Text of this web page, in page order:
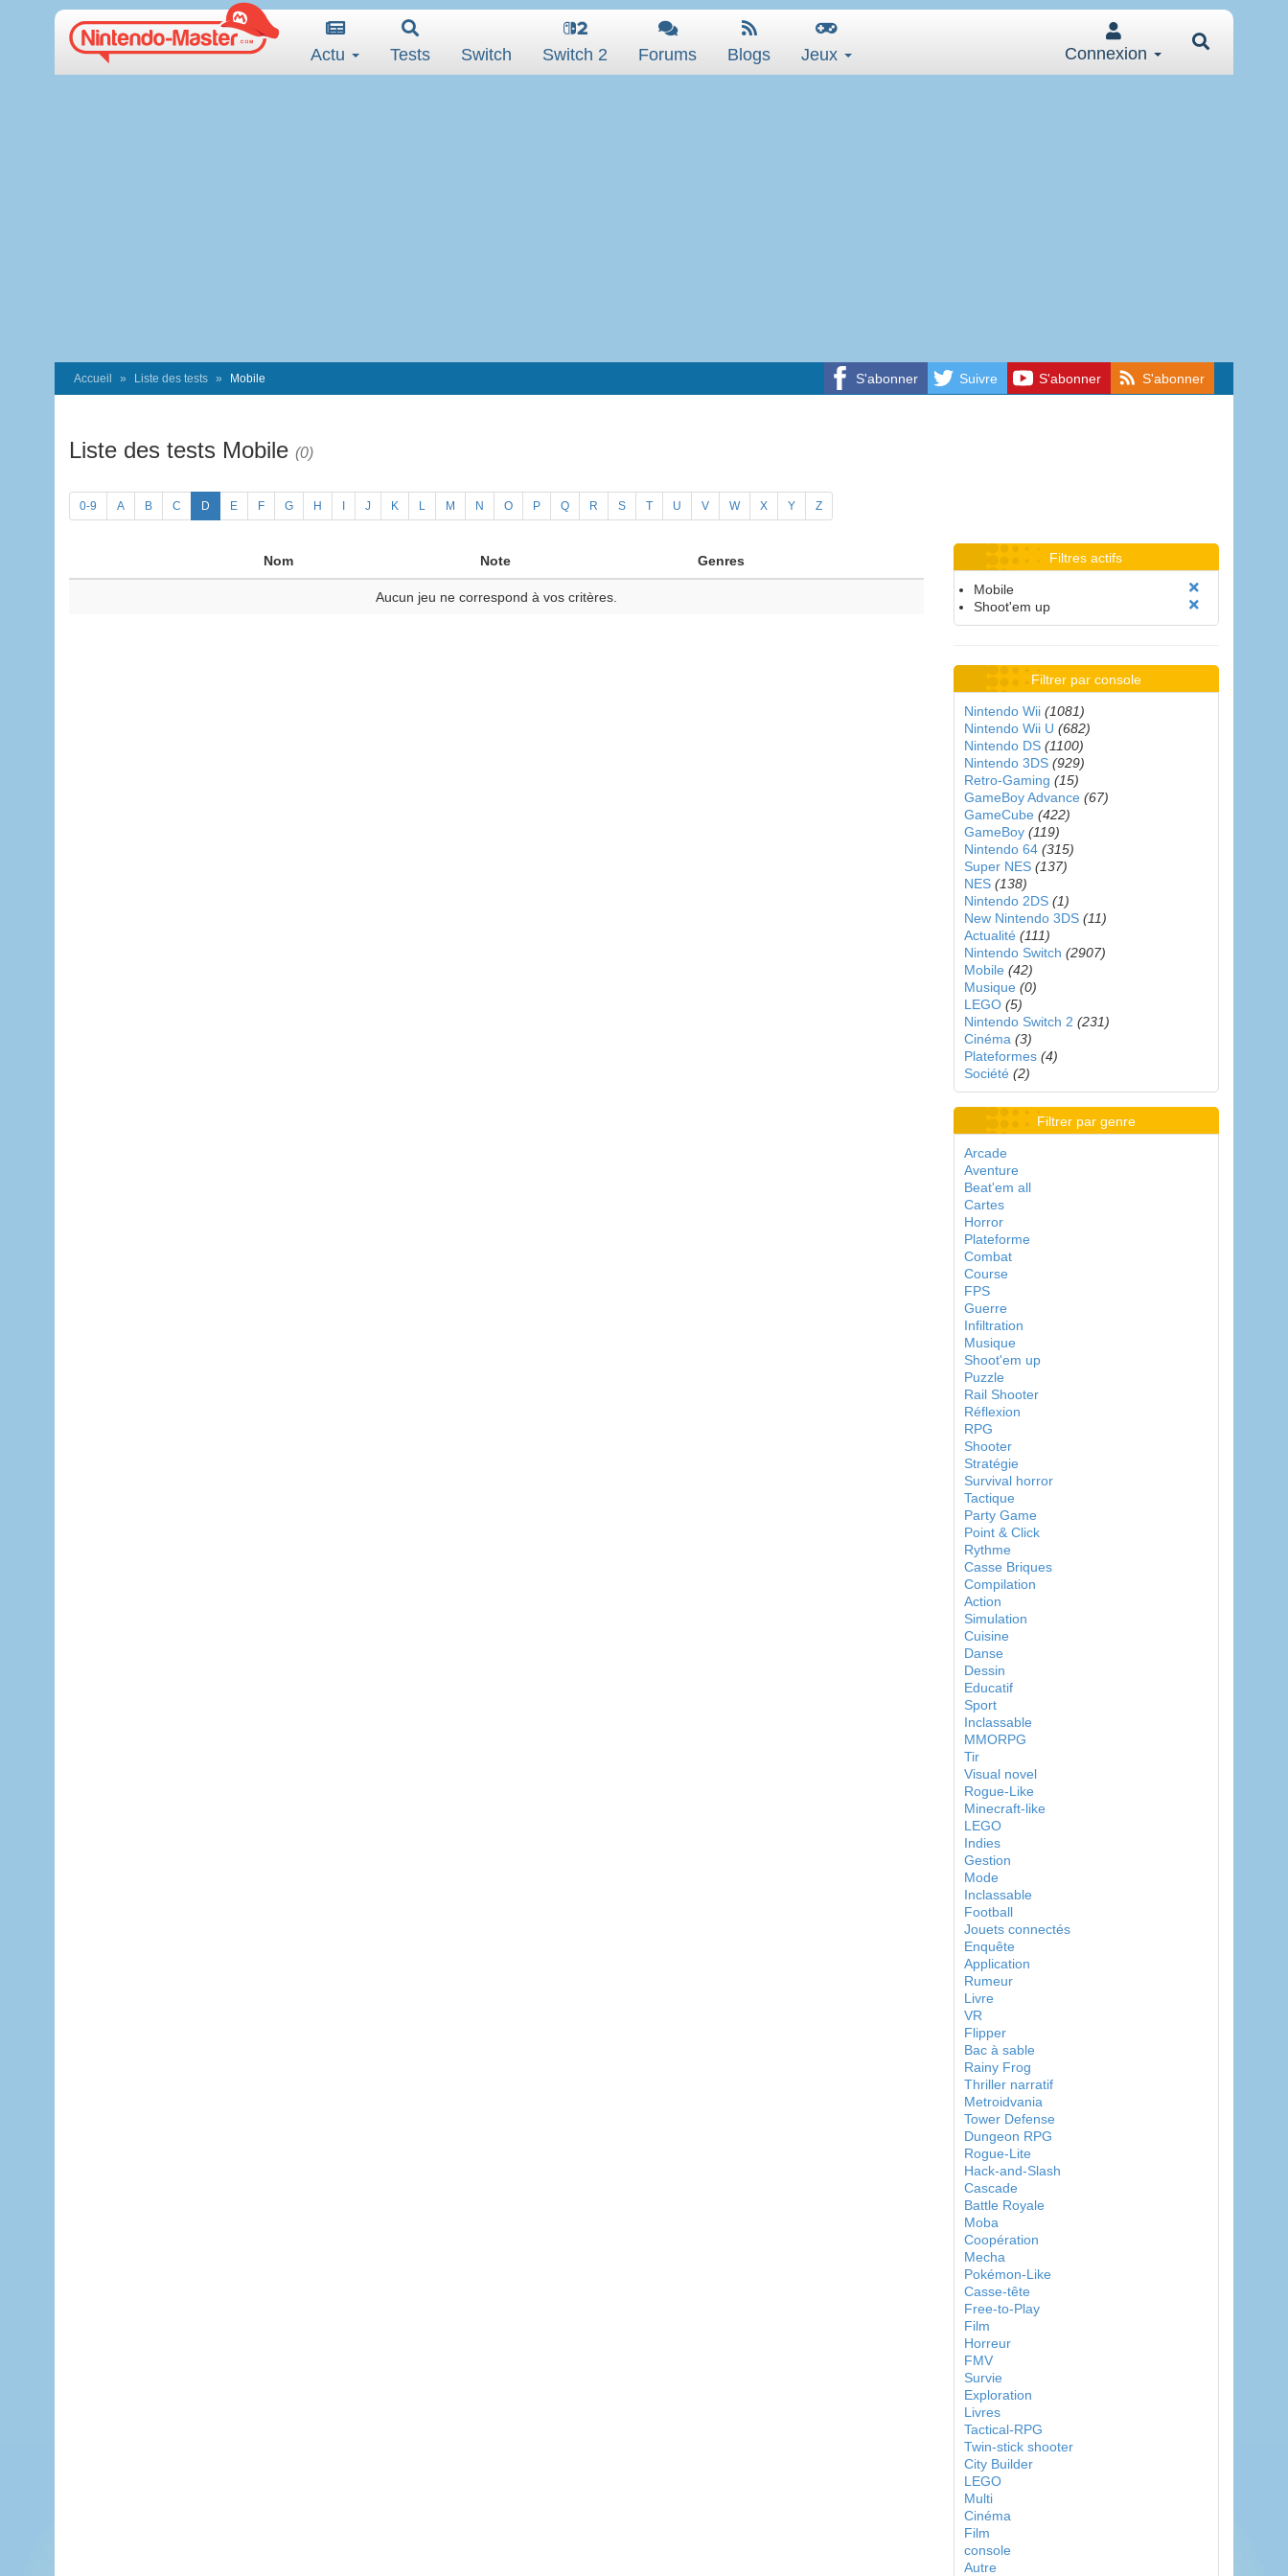
Actu Tests Switch Switch 2 Forums Blogs Jeux Connexion
S'abonner Suivre S'abonner S'abonner
Accueil Liste des tests Mobile
Liste des tests Mobile (0)
0-9 A B C D E F G H J K L M N O P Q R S T U V W X Y Z
Nom Note Genres
Aucun jeu ne correspond à vos critères.
Filtres actifs
Mobile
Shoot'em up
Filtrer par console
Nintendo Wii (1081)
Nintendo Wii U (682)
Nintendo DS (1100)
Nintendo 3DS (929)
Retro-Gaming (15)
GameBoy Advance (67)
GameCube (422)
GameBoy (119)
Nintendo 64 (315)
Super NES (137)
NES (138)
Nintendo 2DS (1)
New Nintendo 3DS (11)
Actualité (111)
Nintendo Switch (2907)
Mobile (42)
Musique (0)
LEGO (5)
Nintendo Switch 2 (231)
Cinéma (3)
Plateformes (4)
Société (2)
Filtrer par genre
Arcade
Aventure
Beat'em all
Cartes
Horror
Plateforme
Combat
Course
FPS
Guerre
Infiltration
Musique
Shoot'em up
Puzzle
Rail Shooter
Réflexion
RPG
Shooter
Stratégie
Survival horror
Tactique
Party Game
Point & Click
Rythme
Casse Briques
Compilation
Action
Simulation
Cuisine
Danse
Dessin
Educatif
Sport
Inclassable
MMORPG
Tir
Visual novel
Rogue-Like
Minecraft-like
LEGO
Indies
Gestion
Mode
Inclassable
Football
Jouets connectés
Enquête
Application
Rumeur
Livre
VR
Flipper
Bac à sable
Rainy Frog
Thriller narratif
Metroidvania
Tower Defense
Dungeon RPG
Rogue-Lite
Hack-and-Slash
Cascade
Battle Royale
Moba
Coopération
Mecha
Pokémon-Like
Casse-tête
Free-to-Play
Film
Horreur
FMV
Survie
Exploration
Livres
Tactical-RPG
Twin-stick shooter
City Builder
LEGO
Multi
Cinéma
Film
console
Autre